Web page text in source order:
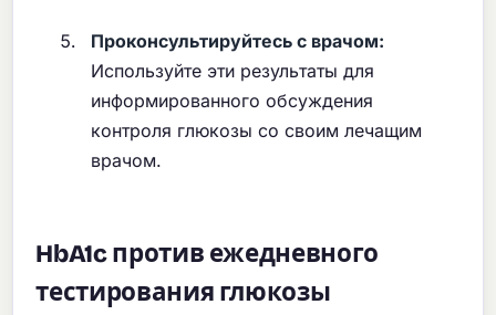
Проконсультируйтесь с врачом:
Используйте эти результаты для
информированного обсуждения
контроля глюкозы со своим лечащим
врачом.
HbA1c против ежедневного
тестирования глюкозы